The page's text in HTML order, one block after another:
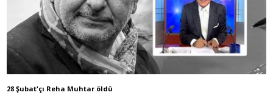
28 Şubat'çı Reha Muhtar öldü